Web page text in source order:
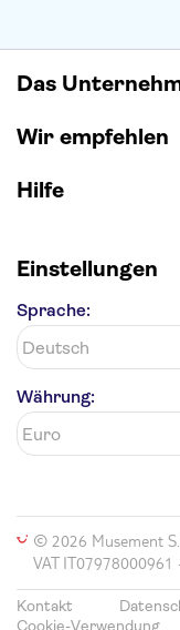
Das
Wir empfehlen
Hilfe
Einstellungen
Sprache:
Währung:
© 2026 Musement
VAT IT07978000961
Kontakt
Cookie-Verwendung